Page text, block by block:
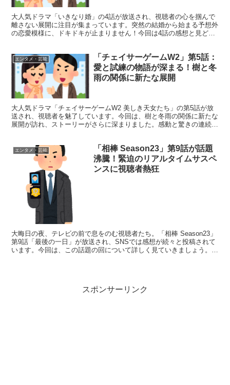
大人気ドラマ「いきなり婚」の4話が放送され、視聴者の心を掴んで
離さない展開に注目が集まっています。突然の結婚から始まる予想外
の恋愛模様に、ドキドキが止まりません！今回は4話の感想と見どこ
エンタメ・芸能
「チェイサーゲームW2」第5話：
愛と試練の物語が深まる！樹と冬
雨の関係に新たな展開
大人気ドラマ「チェイサーゲームW2 美しき天女たち」の第5話が放
送され、視聴者を魅了しています。今回は、樹と冬雨の関係に新たな
展開が訪れ、ストーリーがさらに深まりました。感動と驚きの連続
エンタメ・芸能
「相棒 Season23」第9話が話題
沸騰！緊迫のリアルタイムサスペ
ンスに視聴者熱狂
大晦日の夜、テレビの前で息をのむ視聴者たち。「相棒 Season23」
第9話「最後の一日」が放送され、SNSでは感想が続々と投稿されて
います。今回は、この話題の回について詳しく見ていきましょう。
スポンサーリンク